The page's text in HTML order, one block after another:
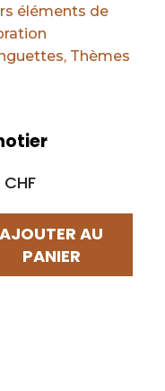
éléments de
, Thèmes
AJOUTER AU
PANIER